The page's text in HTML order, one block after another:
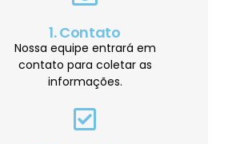
1. Contato
Nossa equipe entrará em
contato para coletar as
informações.